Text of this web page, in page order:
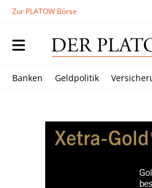
Zur PLATOW Börse
Banken Geldpolitik